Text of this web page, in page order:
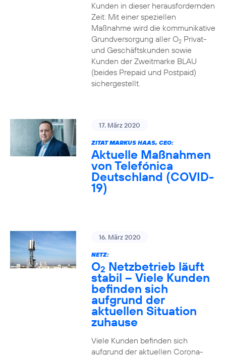
Kunden in dieser herausfordernden
Zeit: Mit einer speziellen
Maßnahme wird die kommunikative
Grundversorgung aller O2Privat-
und Geschäftskunden sowie
Kunden der Zweitmarke BLAU
(beides Prepaid und Postpaid)
sichergestellt.
17. März 2020
ZITAT MARKUS HAAS, CEO:
Aktuelle Maßnahmen
von Telefónica
Deutschland (COVID-
19)
16. März 2020
NETZ:
O2 Netzbetrieb läuft
stabil – Viele Kunden
befinden sich
aufgrund der
aktuellen Situation
zuhause
Viele Kunden befinden sich
aufgrund der aktuellen Corona-